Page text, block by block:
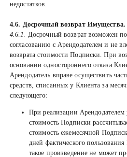
недостатков.
4.6. Досрочный возврат Имущества.
4.6.1. Досрочный возврат возможен
согласованию с Арендодателем и не
возврата стоимости Подписки. При
основании одностороннего отказа
Арендодатель вправе осуществить
средств, списанных у Клиента за
следующего:
При реализации Арендодателем
стоимость Подписки
стоимость ежемесячной
дней фактического
такое произведение не может